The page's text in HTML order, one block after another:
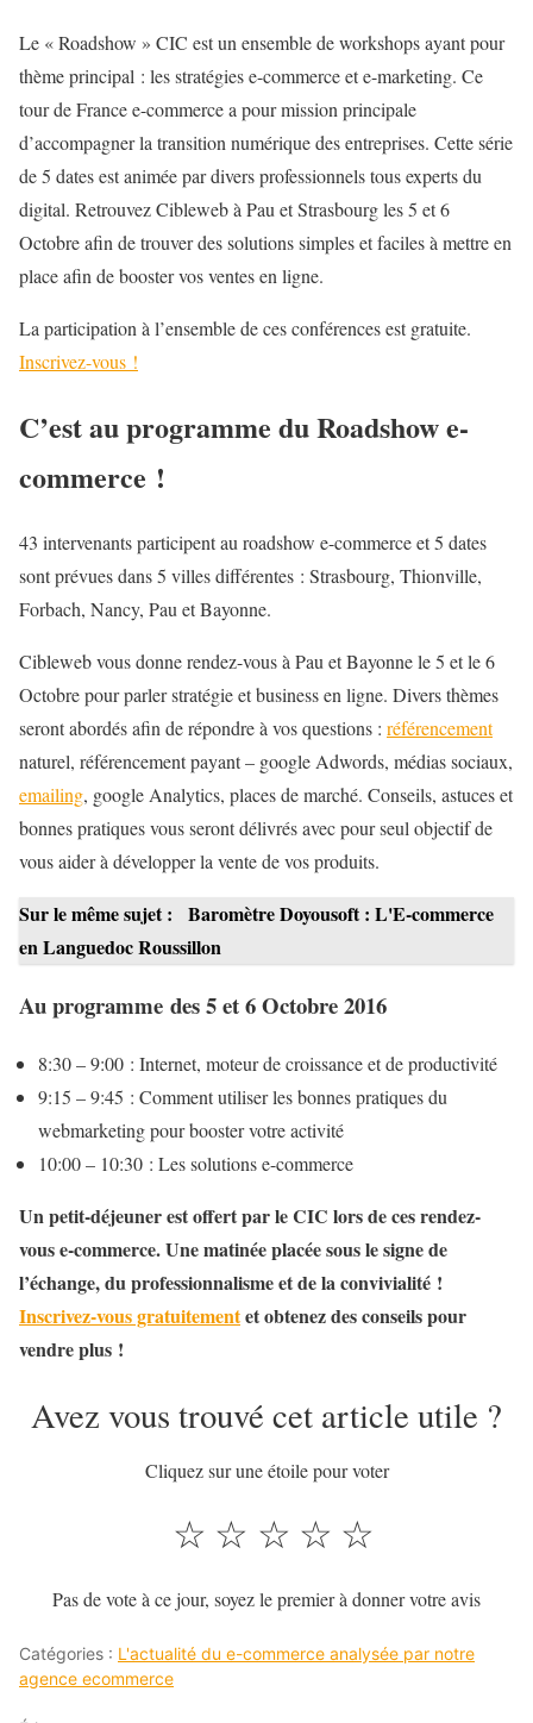
Le « Roadshow » CIC est un ensemble de workshops ayant pour
thème principal : les stratégies e-commerce et e-marketing. Ce
tour de France e-commerce a pour mission principale
d’accompagner la transition numérique des entreprises. Cette série
de 5 dates est animée par divers professionnels tous experts du
digital. Retrouvez Cibleweb à Pau et Strasbourg les 5 et 6
Octobre afin de trouver des solutions simples et faciles à mettre en
place afin de booster vos ventes en ligne.
La participation à l’ensemble de ces conférences est gratuite.
Inscrivez-vous !
C’est au programme du Roadshow e-
commerce !
43 intervenants participent au roadshow e-commerce et 5 dates
sont prévues dans 5 villes différentes : Strasbourg, Thionville,
Forbach, Nancy, Pau et Bayonne.
Cibleweb vous donne rendez-vous à Pau et Bayonne le 5 et le 6
Octobre pour parler stratégie et business en ligne. Divers thèmes
seront abordés afin de répondre à vos questions : référencement
naturel, référencement payant – google Adwords, médias sociaux,
emailing, google Analytics, places de marché. Conseils, astuces et
bonnes pratiques vous seront délivrés avec pour seul objectif de
vous aider à développer la vente de vos produits.
Sur le même sujet :
Baromètre Doyousoft : L'E-commerce
en Languedoc Roussillon
Au programme des 5 et 6 Octobre 2016
8:30 – 9:00 : Internet, moteur de croissance et de productivité
9:15 – 9:45 : Comment utiliser les bonnes pratiques du
webmarketing pour booster votre activité
10:00 – 10:30 : Les solutions e-commerce
Un petit-déjeuner est offert par le CIC lors de ces rendez-
vous e-commerce. Une matinée placée sous le signe de
l’échange, du professionnalisme et de la convivialité !
Inscrivez-vous gratuitementet obtenez des conseils pour
vendre plus !
Avez vous trouvé cet article utile ?
Cliquez sur une étoile pour voter
☆
☆
☆
☆
☆
Pas de vote à ce jour, soyez le premier à donner votre avis
Catégories : L'actualité du e-commerce analysée par notre
agence ecommerce